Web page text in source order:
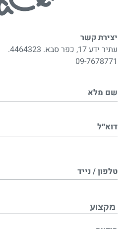
יצירת קשר
עתיר ידע 17, כפר סבא. 4464323.
09-7678771
שם מלא
דוא״ל
טלפון / נייד